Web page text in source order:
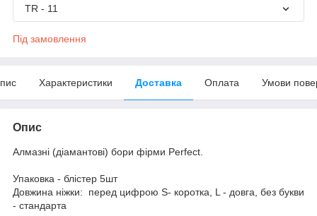
TR - 11
Під замовлення
Характеристики Доставка Оплата Умови
Опис
Алмазні (діамантові) бори фірми Perfect.
Упаковка - блістер 5шт
Довжина ніжки: перед цифрою S- коротка, L - довга, без букви
- стандарта